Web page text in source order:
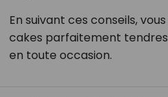
En suivant ces conseils,
cakes parfaitement
en toute occasion.